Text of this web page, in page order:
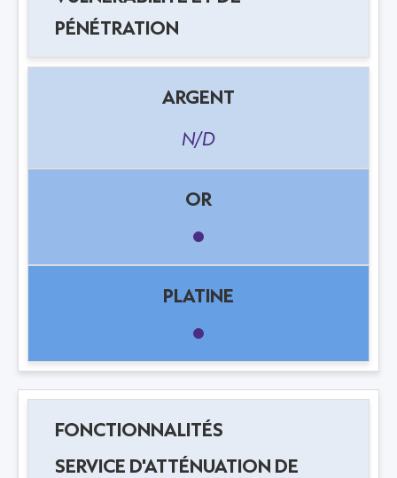
PÉNÉTRATION
SERVICE D'ATTÉNUATION DE